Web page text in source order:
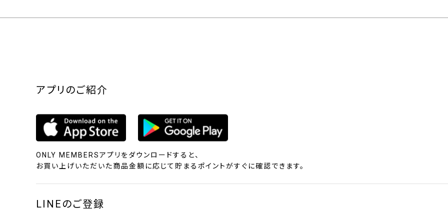
アプリのご紹介
ONLY MEMBERSアプリをダウンロードすると、
お買い上げいただいた商品金額に応じて貯まるポイントがすぐに確認できます。
LINEのご登録